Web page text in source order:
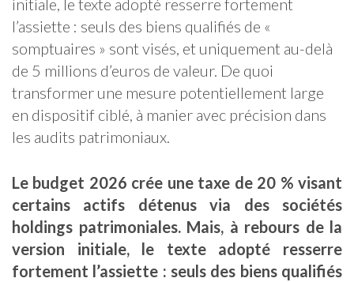
l’assiette : seuls des biens qualifiés de «
somptuaires » sont visés, et uniquement au-delà
de 5 millions d’euros de valeur. De quoi
transformer une mesure potentiellement large
en dispositif ciblé, à manier avec précision dans
les audits patrimoniaux.
Le budget 2026 crée une taxe de 20 % visant
certains actifs détenus via des sociétés
holdings patrimoniales. Mais, à rebours de la
version initiale, le texte adopté resserre
fortement l’assiette : seuls des biens qualifiés